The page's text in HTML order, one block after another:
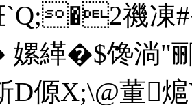
禨凍
緙�$馋淌
D傆X;\@董